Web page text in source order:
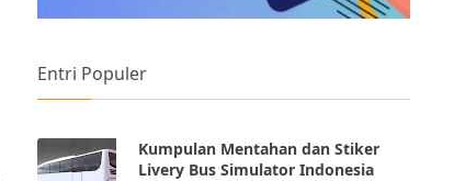
Entri Populer
Kumpulan Mentahan dan Stiker
Livery Bus Simulator Indonesia